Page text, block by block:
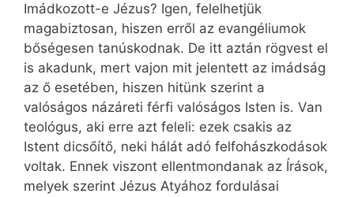
Imádkozott-e Jézus? Igen, felelhetjük
magabiztosan, hiszen erről az evangéliumok
bőségesen tanúskodnak. De itt aztán rögvest el
is akadunk, mert vajon mit jelentett az imádság
az ő esetében, hiszen hitünk szerint a
valóságos názáreti férfi valóságos Isten is. Van
teológus, aki erre azt feleli: ezek csakis az
Istent dicsőítő, neki hálát adó felfohászkodások
voltak. Ennek viszont ellentmondanak az Írások,
melyek szerint Jézus Atyához fordulásai